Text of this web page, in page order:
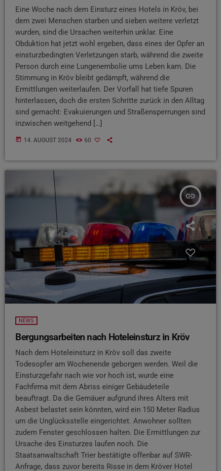
Eine Woche nach dem Einsturz eines Hotels in Kröv, bei
dem zwei Menschen starben und sieben weitere verletzt
wurden, sind die Ursachen weiterhin unklar. Eine
Obduktion hat jetzt wohl ergeben, dass eines der Opfer an
einsturzbedingten Verletzungen starb, während die zweite
Person durch eine Lungenembolie ums Leben kam. Die
Stimmung in Kröv bleibt gedämpft, während die
Ermittlungen weiterlaufen. Der Vorfall hat tiefe Spuren
hinterlassen, doch die ersten Schritte zurück in den Alltag
sind gemacht: Evakuierungen und Straßensperrungen sind
inzwischen weitgehend […]
today 14. AUGUST 2024 60
insert_link
NEWS
Bergungsarbeiten nach Hoteleinsturz in Kröv
Nach dem Hoteleinsturz in Kröv soll das zweite
Todesopfer am Wochenende geborgen werden. Weil die
Einsturzgefahr nach wie vor hoch ist, wurde eine
Fachfirma mit dem Abriss einiger Gebäudeteile
beauftragt. Da die Gemäuer aufgrund ihres Alters mit
Asbest belastet sein könnten, wird ein 150 Meter Radius
um die Unglücksstelle eingerichtet. Anwohner sollten
zudem Fenster geschlossen halten. Die Ermittlungen zur
Ursache des Einsturzes laufen noch. Die
Staatsanwaltschaft Trier bestätigte offenbar auf SWR-
Anfrage, dass zuvor bereits Risse in dem Kröver Hotel